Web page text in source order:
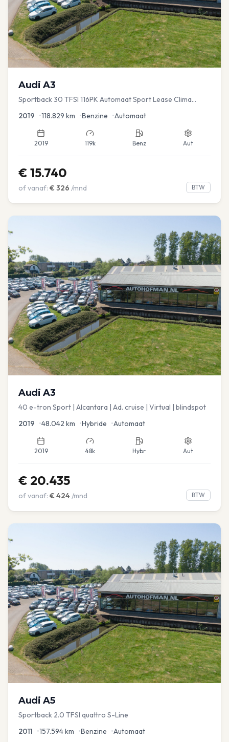
Audi A3
Sportback 30 TFSI 116PK Automaat Sport Lease Clima
2019 •118.829 km •Benzine •Automaat
2019 119k Benz Aut
€ 15.740
of vanaf: € 326 /mnd BTW
Audi A3
40 e-tron Sport | Alcantara | Ad. cruise | Virtual | blindspot
2019 •48.042 km •Hybride •Automaat
2019 48k Hybr Aut
€ 20.435
of vanaf: € 424 /mnd BTW
Audi A5
Sportback 2.0 TFSI quattro S-Line
2011 •157.594km •Benzine •Automaat